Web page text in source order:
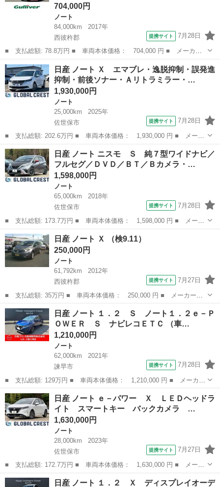
704,000円
ノート
84,000km
2017年
西彼杵郡
提携サイト 7月28日
■ 支払総額: 78.8万円 ■ 車両本体価格： 704,000 円 ■ メーカー
名： 日産 ■ 車種名： ノート ■ グレード名： ｅ－パワー ニ
スモ 衝突軽減 純正ナビ Ｂｌｕｅｔｏｏｔｈ フルセグＴＶ 全
方位カメラ ...
長崎 西彼杵郡 ノート
日産 ノート Ｘ エマブレ・逸脱抑制・誤発進
抑制・前後ソナー・Ａリトラミラー・…
1,930,000円
ノート
25,000km
2025年
佐世保市
提携サイト 7月28日
■ 支払総額: 202.6万円 ■ 車両本体価格： 1,930,000 円 ■ メーカ
ー名： 日産 ■ 車種名： ノート ■ グレード名： Ｘ エマブ
レ・逸脱抑制・誤発進抑制・前後ソナー・Ａリトラミラー・Ｐガラ
ス・ＬＥＤ ...
長崎 佐世保市 ノート
日産 ノート ニスモ Ｓ 純７型ワイドナビ／
フルセグ／ＤＶＤ／ＢＴ／Ｂカメラ・…
1,598,000円
ノート
65,000km
2018年
佐世保市
提携サイト 7月28日
■ 支払総額: 173.7万円 ■ 車両本体価格： 1,598,000 円 ■ メーカ
ー名： 日産 ■ 車種名： ノート ■ グレード名： ニスモ Ｓ
純７型ワイドナビ／フルセグ／ＤＶＤ／ＢＴ／Ｂカメラ・革Ｈ／ステ
リモ・Ｗ...
長崎 佐世保市 ノート
日産 ノート Ｘ （検9.11）
250,000円
ノート
61,792km
2012年
西彼杵郡
提携サイト 7月27日
■ 支払総額: 35万円 ■ 車両本体価格： 250,000 円 ■ メーカー
名： 日産 ■ 車種名： ノート ■ グレード名： Ｘ ■ 排気
量： 1200cc ■ ドア枚数： 5D ■ ミッション： CVT ■ 店舗
PR...
長崎 西彼杵郡 ノート
日産 ノート １．２ Ｓ ノート１．２ｅ－Ｐ
ＯＷＥＲ Ｓ ナビレコＥＴＣ （車…
1,210,000円
ノート
62,000km
2021年
諫早市
提携サイト 7月28日
■ 支払総額: 129万円 ■ 車両本体価格： 1,210,000 円 ■ メーカー
名： 日産 ■ 車種名： ノート ■ グレード名： １．２ Ｓ ノ
ート１．２ｅ－ＰＯＷＥＲ Ｓ ナビレコＥＴＣ ■ 排気量：
1200cc...
長崎 諫早市 ノート
日産 ノート ｅ－パワー Ｘ ＬＥＤヘッドラ
イト スマートキー バックカメラ …
1,630,000円
ノート
28,000km
2023年
佐世保市
提携サイト 7月27日
■ 支払総額: 172.7万円 ■ 車両本体価格： 1,630,000 円 ■ メーカ
ー名： 日産 ■ 車種名： ノート ■ グレード名： ｅ－パワー
Ｘ ＬＥＤヘッドライト スマートキー バックカメラ エアバッ
長崎 佐世保市 ノート
日産 ノート １．２ Ｘ ディスプレイオーデ